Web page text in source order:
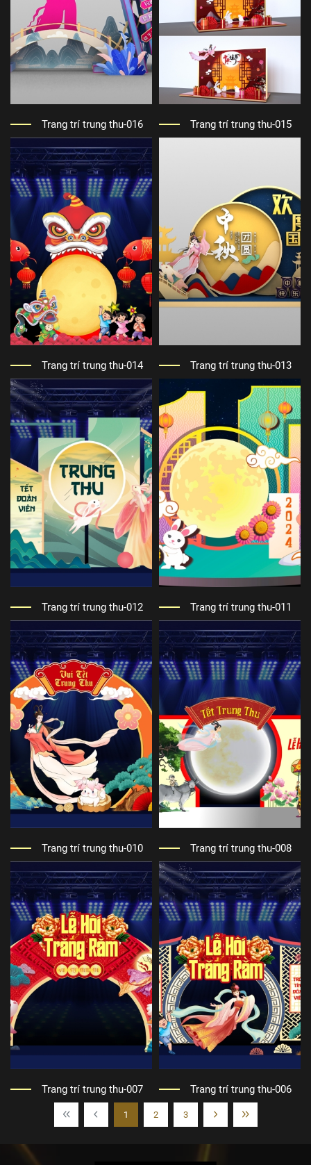
Trang trí trung thu-016 Trang trí trung thu-015
Trang trí trung thu-014 Trang trí trung thu-013
Trang trí trung thu-012 Trang trí trung thu-011
Trang trí trung thu-010 Trang trí trung thu-008
Trang trí trung thu-007 Trang trí trung thu-006
1 2 3